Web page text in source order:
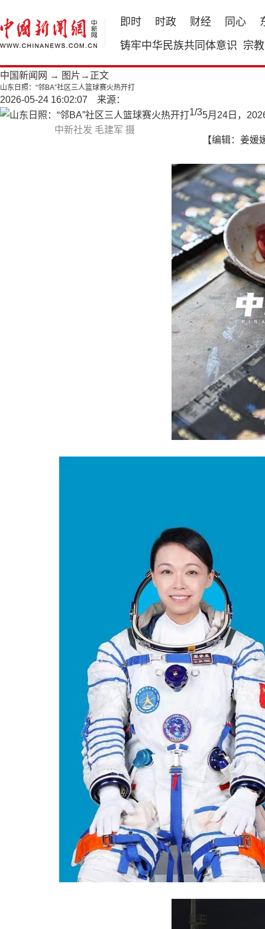
即时 时政 财经 同心
铸牢中华民族共同体意识 宗教
中国新闻网 → 图片 →正文
山东日照：“邻BA”社区三人篮球赛火热开打
2026-05-24 16:02:07 来源：
中新社发 毛建军 摄
1/35月24日，
【编辑：姜媛